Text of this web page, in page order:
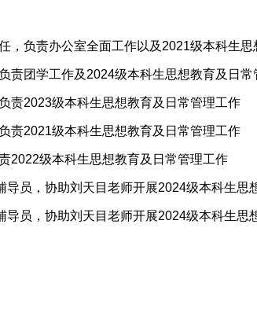
，负责办公室全面工作以及2021级本科生
责团学工作及2024级本科生思想教育及日常
责2023级本科生思想教育及日常管理工作
责2021级本科生思想教育及日常管理工作
2022级本科生思想教育及日常管理工作
导员，协助刘天目老师开展2024级本科生思
员， 协助刘天目老师开展2024级本科生思